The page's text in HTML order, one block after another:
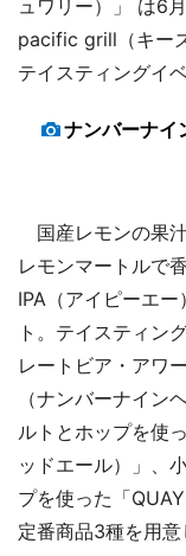
ュワリー）」 は6
pacific grill（キー
テイスティングイ
ナンバーナイ
国産レモンの果
レモンマートルで
IPA（アイピーエ
ト。テイスティン
レートビア・アワ
（ナンバーナイン
ルトとホップを使
ッドエール）」、
プを使った「
定番商品3種を用意